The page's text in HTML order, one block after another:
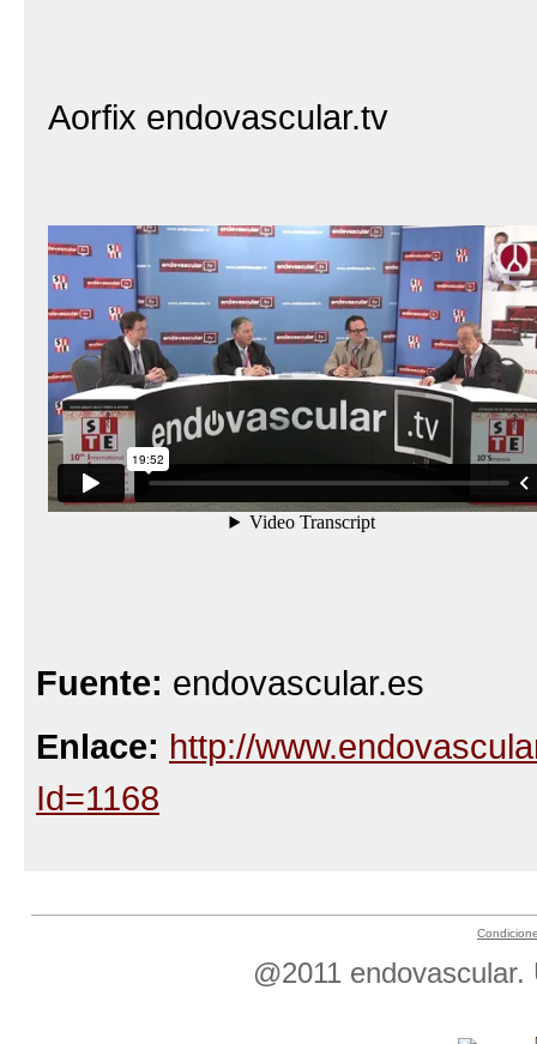
Aorfix endovascular.tv
Fuente: endovascular.es
Enlace: http://
Id=1168
@2011